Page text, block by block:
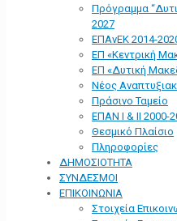
Πρόγραμμα
2027
ΕΠΑνΕΚ 2014-
ΕΠ «Kεντρική
ΕΠ «Δυτική
Νέος
Πράσινο Ταμείο
ΕΠΑΝ Ι & ΙΙ 2000-
Θεσμικό Πλαίσιο
Πληροφορίες
ΔΗΜΟΣΙΟΤΗΤΑ
ΣΥΝΔΕΣΜΟΙ
ΕΠΙΚΟΙΝΩΝΙΑ
Στοιχεία